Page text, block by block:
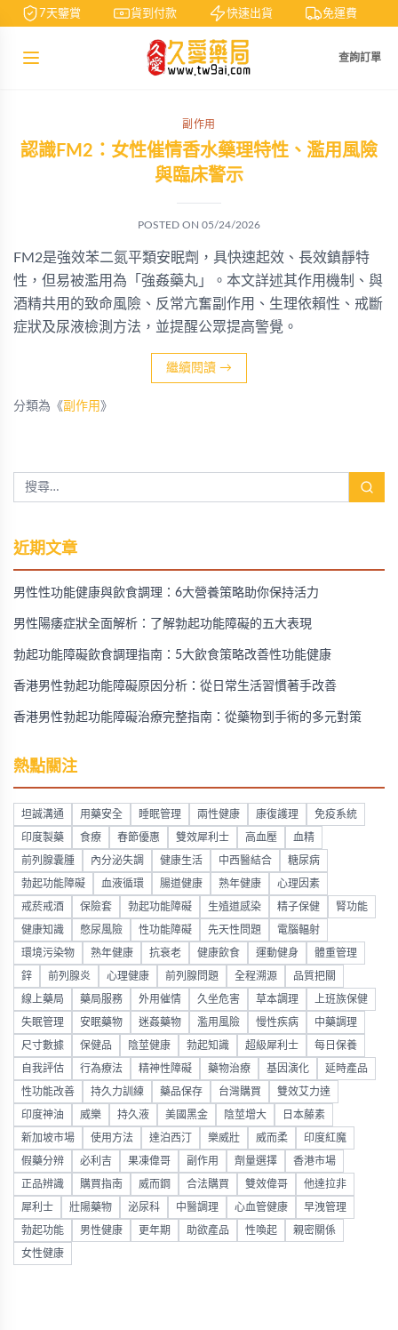
7天鑒賞 貨到付款 快速出貨 免運費
查詢訂單
副作用
認識FM2：女性催情香水藥理特性、濫用風險
與臨床警示
POSTED ON 05/24/2026
FM2是強效苯二氮平類安眠劑，具快速起效、長效鎮靜特
性，但易被濫用為「強姦藥丸」。本文詳述其作用機制、與
酒精共用的致命風險、反常亢奮副作用、生理依賴性、戒斷
症狀及尿液檢測方法，並提醒公眾提高警覺。
繼續閱讀 →
分類為《副作用 》
近期文章
男性性功能健康與飲食調理：6大營養策略助你保持活力
男性陽痿症狀全面解析：了解勃起功能障礙的五大表現
勃起功能障礙飲食調理指南：5大飲食策略改善性功能健康
香港男性勃起功能障礙原因分析：從日常生活習慣著手改善
香港男性勃起功能障礙治療完整指南：從藥物到手術的多元對策
熱點關注
坦誠溝通 用藥安全 睡眠管理 兩性健康 康復護理 免疫系統
印度製藥 食療 春節優惠 雙效犀利士 高血壓 血精
前列腺囊腫 內分泌失調 健康生活 中西醫結合 糖尿病
勃起功能障礙 血液循環 腸道健康 熟年健康 心理因素
戒菸戒酒 保險套 勃起功能障礙 生殖道感染 精子保健 腎功能
健康知識 憋尿風險 性功能障礙 先天性問題 電腦輻射
環境污染物 熟年健康 抗衰老 健康飲食 運動健身 體重管理
鋅 前列腺炎 心理健康 前列腺問題 全程溯源 品質把關
線上藥局 藥局服務 外用催情 久坐危害 草本調理 上班族保健
失眠管理 安眠藥物 迷姦藥物 濫用風險 慢性疾病 中藥調理
尺寸數據 保健品 陰莖健康 勃起知識 超級犀利士 每日保養
自我評估 行為療法 精神性障礙 藥物治療 基因演化 延時產品
性功能改善 持久力訓練 藥品保存 台灣購買 雙效艾力達
印度神油 威樂 持久液 美國黑金 陰莖增大 日本藤素
新加坡市場 使用方法 達泊西汀 樂威壯 威而柔 印度紅魔
假藥分辨 必利吉 果凍偉哥 副作用 劑量選擇 香港市場
正品辨識 購買指南 威而鋼 合法購買 雙效偉哥 他達拉非
犀利士 壯陽藥物 泌尿科 中醫調理 心血管健康 早洩管理
勃起功能 男性健康 更年期 助欲產品 性喚起 親密關係
女性健康